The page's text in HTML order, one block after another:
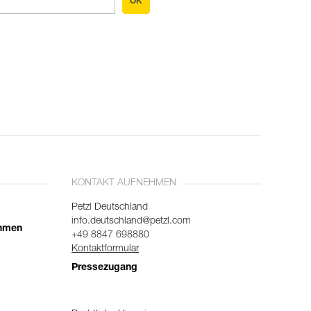
KONTAKT AUFNEHMEN
Petzl Deutschland
info.deutschland@petzl.com
+49 8847 698880
Kontaktformular
Pressezugang